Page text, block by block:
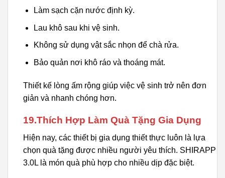
Làm sạch cặn nước định kỳ.
Lau khô sau khi vệ sinh.
Không sử dụng vật sắc nhọn để chà rửa.
Bảo quản nơi khô ráo và thoáng mát.
Thiết kế lòng ấm rộng giúp việc vệ sinh trở nên đơn
giản và nhanh chóng hơn.
19.Thích Hợp Làm Quà Tặng Gia Dụng
Hiện nay, các thiết bị gia dụng thiết thực luôn là lựa
chọn quà tặng được nhiều người yêu thích. SHIRAPP
3.0L là món quà phù hợp cho nhiều dịp đặc biệt.